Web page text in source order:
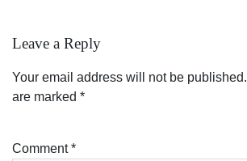
Leave a Reply
Your email address will not be published.
are marked *
Comment*